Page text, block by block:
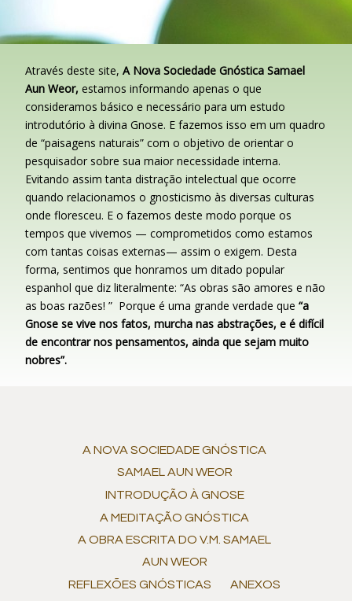
Através deste site, A Nova Sociedade Gnóstica Samael
Aun Weor, estamos informando apenas o que
consideramos básico e necessário para um estudo
introdutório à divina Gnose. E fazemos isso em um quadro
de “paisagens naturais” com o objetivo de orientar o
pesquisador sobre sua maior necessidade interna.
Evitando assim tanta distração intelectual que ocorre
quando relacionamos o gnosticismo às diversas culturas
onde floresceu. E o fazemos deste modo porque os
tempos que vivemos — comprometidos como estamos
com tantas coisas externas— assim o exigem. Desta
forma, sentimos que honramos um ditado popular
espanhol que diz literalmente: “As obras são amores e não
as boas razões! ” Porque é uma grande verdade que “a
Gnose se vive nos fatos, murcha nas abstrações, e é difícil
de encontrar nos pensamentos, ainda que sejam muito
nobres”.
A NOVA SOCIEDADE GNÓSTICA
SAMAEL AUN WEOR
INTRODUÇÃO À GNOSE
A MEDITAÇÃO GNÓSTICA
A OBRA ESCRITA DO V.M. SAMAEL
AUN WEOR
REFLEXÕES GNÓSTICAS
ANEXOS